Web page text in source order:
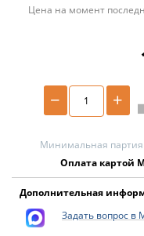
Цена на момент
+
−
Минимальная
Оплата картой
Дополнительная
Задать вопрос в